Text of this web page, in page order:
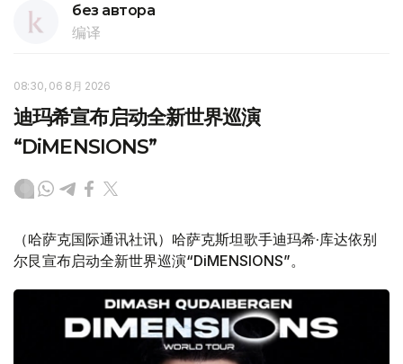
без автора
编译
08:30, 06 8月 2026
迪玛希宣布启动全新世界巡演
“DiMENSIONS”
（哈萨克国际通讯社讯）哈萨克斯坦歌手迪玛希·库达依别
尔艮宣布启动全新世界巡演“DiMENSIONS”。